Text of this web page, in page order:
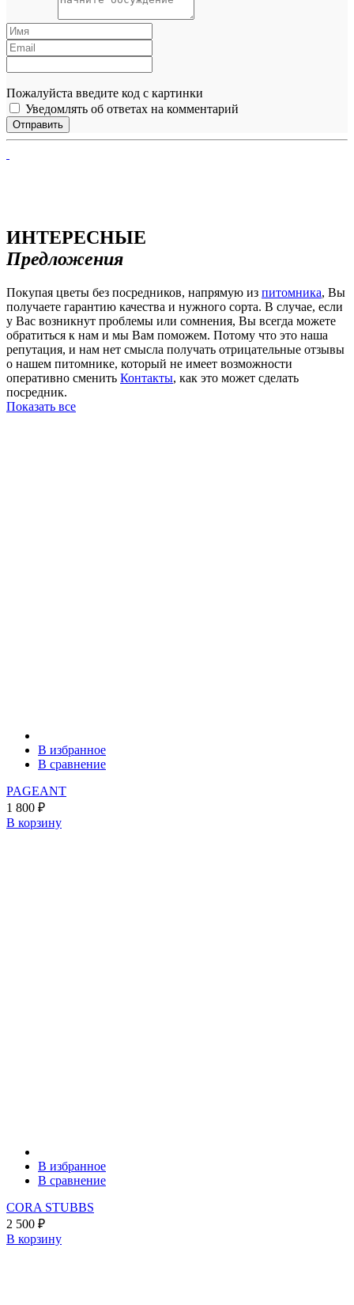
Пожалуйста введите код с картинки
Уведомлять об ответах на комментарий
ИНТЕРЕСНЫЕ
Предложения
Покупая цветы без посредников, напрямую из питомника, Вы
получаете гарантию качества и нужного сорта. В случае, если
у Вас возникнут проблемы или сомнения, Вы всегда можете
обратиться к нам и мы Вам поможем. Потому что это наша
репутация, и нам нет смысла получать отрицательные отзывы
о нашем питомнике, который не имеет возможности
оперативно сменить Контакты, как это может сделать
посредник.
Показать все
В избранное
В сравнение
PAGEANT
1 800 ₽
В корзину
В избранное
В сравнение
CORA STUBBS
2 500 ₽
В корзину